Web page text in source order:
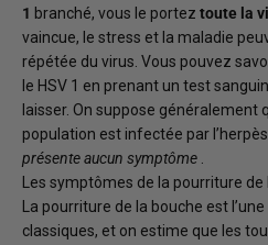
1 branché, vous le portez toute la
vaincue, le stress et la maladie
répétée du virus. Vous pouvez
le HSV 1 en prenant un test
laisser. On suppose généralement
population est infectée par
présente aucun symptôme .
Les symptômes de la pourriture
La pourriture de la bouche est
classiques, et on estime que les